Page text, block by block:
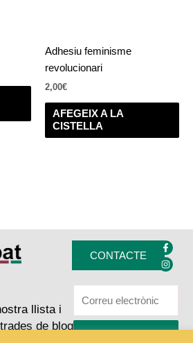
Adhesiu feminisme
revolucionari
2,00€
AFEGEIX A LA
CISTELLA
CONTACTE
F
a
c
e
-
I
n
s
t
m
llista i
de blog